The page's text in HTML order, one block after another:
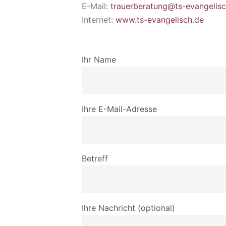
E-Mail: trauerberatung@ts-
Internet: www.ts-evangelisch.de
Ihr Name
Ihre E-Mail-Adresse
Betreff
Ihre Nachricht (optional)